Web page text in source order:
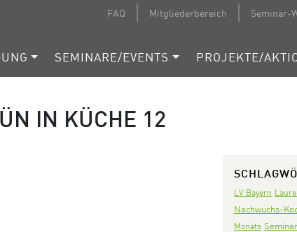
FAQ Mitgliederbereich Seminar-
SEMINARE/EVENTS PROJEKTE/
IN KÜCHE 12
LV Bayern
Nachwuchs-
Monats